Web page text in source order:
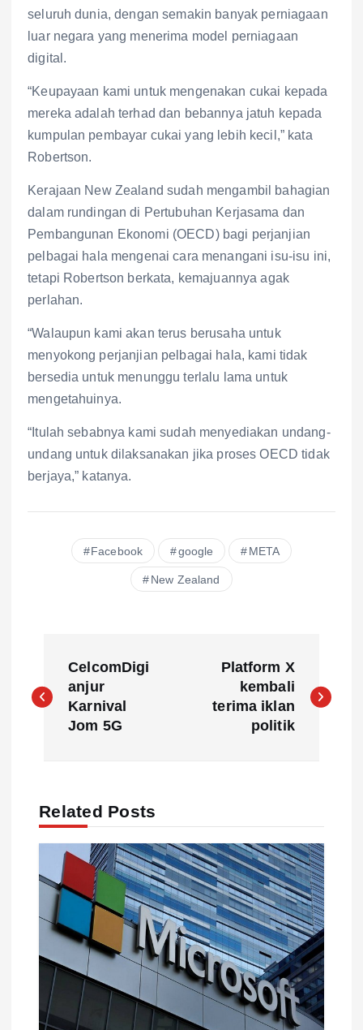
seluruh dunia, dengan semakin banyak perniagaan
luar negara yang menerima model perniagaan
digital.
“Keupayaan kami untuk mengenakan cukai kepada
mereka adalah terhad dan bebannya jatuh kepada
kumpulan pembayar cukai yang lebih kecil,” kata
Robertson.
Kerajaan New Zealand sudah mengambil bahagian
dalam rundingan di Pertubuhan Kerjasama dan
Pembangunan Ekonomi (OECD) bagi perjanjian
pelbagai hala mengenai cara menangani isu-isu ini,
tetapi Robertson berkata, kemajuannya agak
perlahan.
“Walaupun kami akan terus berusaha untuk
menyokong perjanjian pelbagai hala, kami tidak
bersedia untuk menunggu terlalu lama untuk
mengetahuinya.
“Itulah sebabnya kami sudah menyediakan undang-
undang untuk dilaksanakan jika proses OECD tidak
berjaya,” katanya.
Facebook google META
New Zealand
o
n
a
v
g
a
CelcomDigi
anjur
Karnival
Jom 5G
Platform X
kembali
terima iklan
politik
Related Posts